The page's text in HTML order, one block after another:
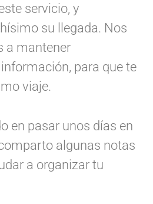
servicio, y
su llegada. Nos
a mantener
para que te
viaje.
en pasar unos días en
algunas notas
a organizar tu